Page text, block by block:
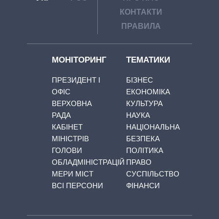
КОНТАКТИ
ПРАВИЛА
МОНІТОРИНГ
ПРЕЗИДЕНТ І
ОФІС
ВЕРХОВНА
РАДА
КАБІНЕТ
МІНІСТРІВ
ГОЛОВИ
ОБЛАДМІНІСТРАЦІЙ
МЕРИ МІСТ
ВСІ ПЕРСОНИ
ТЕМАТИКИ
БІЗНЕС
ЕКОНОМІКА
КУЛЬТУРА
НАУКА
НАЦІОНАЛЬНА
БЕЗПЕКА
ПОЛІТИКА
ПРАВО
СУСПІЛЬСТВО
ФІНАНСИ